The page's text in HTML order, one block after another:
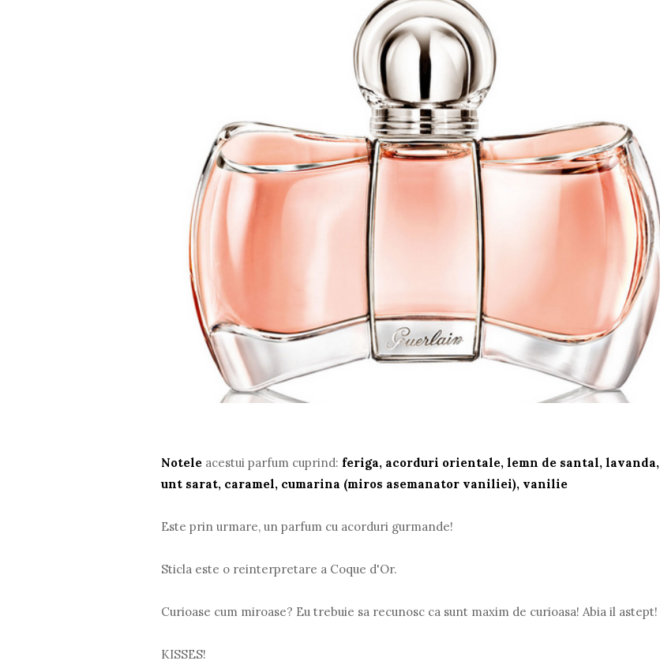
Notele acestui parfum cuprind: feriga, acorduri orientale, lemn de santal, lavanda,
unt sarat, caramel, cumarina (miros asemanator vaniliei), vanilie
Este prin urmare, un parfum cu acorduri gurmande!
Sticla este o reinterpretare a Coque d'Or.
Curioase cum miroase? Eu trebuie sa recunosc ca sunt maxim de curioasa! Abia il astept!
KISSES!